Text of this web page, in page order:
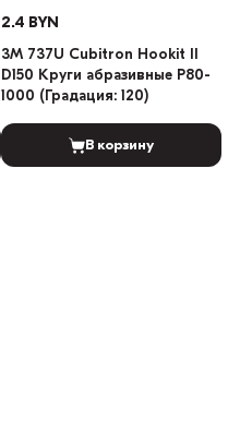
2.4 BYN
3M 737U Cubitron Hookit II
D150 Круги абразивные P80-
1000 (Градация: 120)
В корзину